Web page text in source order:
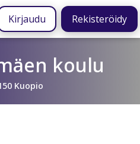
Kirjaudu Rekisteröidy
koulu
Kuopio